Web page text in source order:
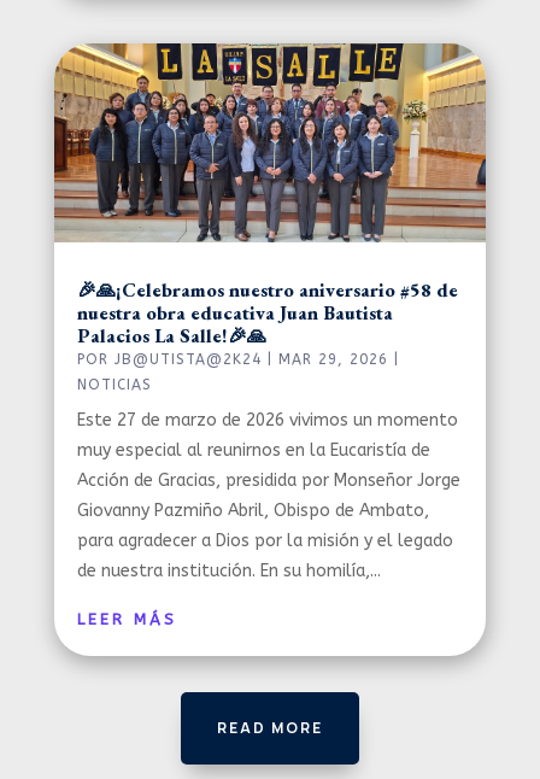
🎉🙏¡Celebramos nuestro aniversario #58 de
nuestra obra educativa Juan Bautista
Palacios La Salle!🎉🙏
POR JB@UTISTA@2K24 MAR 29, 2026
NOTICIAS
Este 27 de marzo de 2026 vivimos un momento
muy especial al reunirnos en la Eucaristía de
Acción de Gracias, presidida por Monseñor Jorge
Giovanny Pazmiño Abril, Obispo de Ambato,
para agradecer a Dios por la misión y el legado
de nuestra institución. En su homilía,...
LEER MÁS
READ MORE